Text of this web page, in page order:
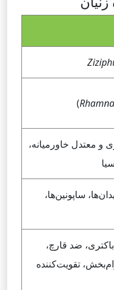
)
معتدل خاورمیانه،
ساپونین‌ها،
ضد قارچ،
تقویت‌کننده